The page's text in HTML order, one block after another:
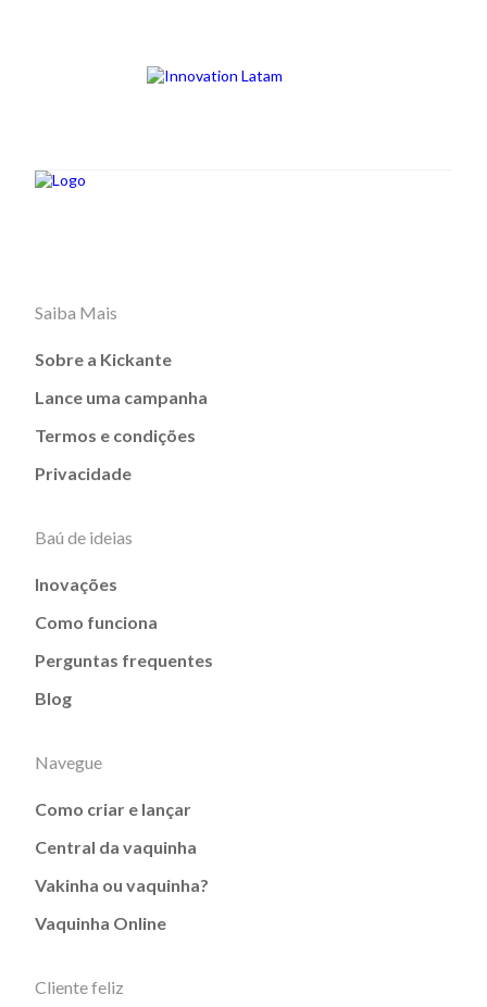
Saiba Mais
Sobre a Kickante
Lance uma campanha
Termos e condições
Privacidade
Baú de ideias
Inovações
Como funciona
Perguntas frequentes
Blog
Navegue
Como criar e lançar
Central da vaquinha
Vakinha ou vaquinha?
Vaquinha Online
Cliente feliz